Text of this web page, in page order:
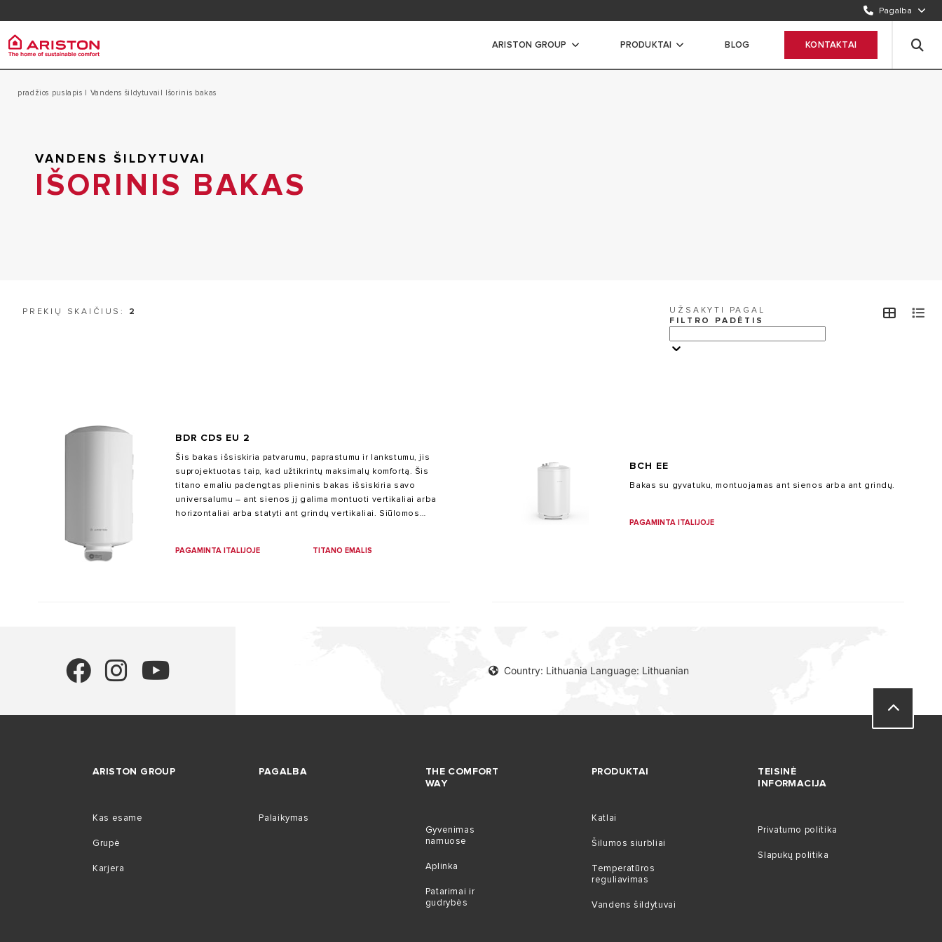
Pagalba
Kontaktai FAQ'S
ARISTON GROUP
Ariston Group
KARJERA
GRUPÈ
VISITE
PRODUKTAI
PRODUCTS | CATEGORIES
ŠILUMOS SIURBLIAI
TEMPERATŪROS REGULIAVIMAS DIDELĖS GALIOS KONDENSACINIS
VISI MODELIAI KATILAI
BLOG KONTAKTAI
pradžios puslapis | Vandens šildytuvai | Išorinis bakas
VANDENS ŠILDYTUVAI
IŠORINIS BAKAS
PREKIŲ SKAIČIUS: 2
UŽSAKYTI PAGAL
FILTRO PADĖTIS
BDR CDS EU 2
Šis bakas išsiskiria patvarumu, paprastumu ir lankstumu, jis
suprojektuotas taip, kad užtikrintų maksimalų komfortą. Šis
titano emaliu padengtas plieninis bakas išsiskiria savo
universalumu – ant sienos jį galima montuoti vertikaliai arba
horizontaliai arba statyti ant grindų vertikaliai. Siūlomos
PAGAMINTA ITALIJOJE TITANO EMALIS
BCH EE
Bakas su gyvatuku, montuojamas ant sienos arba ant grindų.
PAGAMINTA ITALIJOJE
Country: Lithuania Language: Lithuanian
ARISTON GROUP
Kas esame
Grupė
Karjera
PAGALBA
Palaikymas
THE COMFORT
WAY
Gyvenimas
namuose
Aplinka
Patarimai ir
gudrybės
PRODUKTAI
Katlai
Šilumos siurbliai
Temperatūros
reguliavimas
Vandens šildytuvai
TEISINĖ
INFORMACIJA
Privatumo politika
Slapukų politika